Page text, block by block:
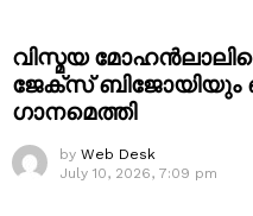
വിസ്മയ
ജേക്സ് ബിജോയിയും
ഗാനമെത്തി
by Web Desk
July 10, 2026, 7:09 pm